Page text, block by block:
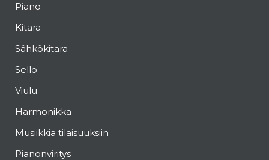
Piano
Kitara
Sähkökitara
Sello
Viulu
Harmonikka
Musiikkia tilaisuuksiin
Pianonviritys